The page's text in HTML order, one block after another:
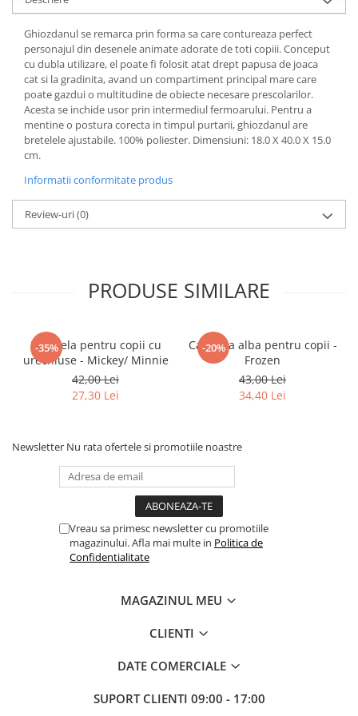
Ghiozdanul se remarca prin forma sa care contureaza perfect
personajul din desenele animate adorate de toti copiii. Conceput
cu dubla utilizare, el poate fi folosit atat drept papusa de joaca
cat si la gradinita, avand un compartiment principal mare care
poate gazdui o multitudine de obiecte necesare prescolarilor.
Acesta se inchide usor prin intermediul fermoarului. Pentru a
mentine o postura corecta in timpul purtarii, ghiozdanul are
bretelele ajustabile. 100% poliester. Dimensiuni: 18.0 X 40.0 X 15.0
cm.
Informatii conformitate produs
Review-uri(0)
PRODUSE SIMILARE
-35%
Umbrela pentru copii cu
urechiuse - Mickey/ Minnie
42,00 Lei
27,30 Lei
-20%
Caciulita alba pentru copii -
Frozen
43,00 Lei
34,40 Lei
Newsletter Nu rata ofertele si promotiile noastre
Vreau sa primesc newsletter cu promotiile
magazinului. Afla mai multe in Politica de
Confidentialitate
MAGAZINUL MEU
CLIENTI
DATE COMERCIALE
SUPORT CLIENTI 09:00 - 17:00